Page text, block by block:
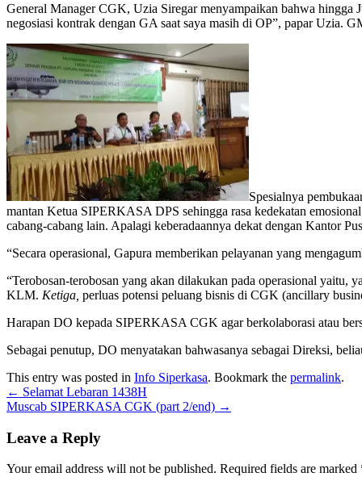
General Manager CGK, Uzia Siregar menyampaikan bahwa
negosiasi kontrak dengan GA saat saya masih di OP”, papar Uzia.
Spesialnya
mantan Ketua SIPERKASA DPS sehingga rasa kedekatan
cabang-cabang lain. Apalagi keberadaannya dekat dengan Kantor
“Secara operasional, Gapura memberikan pelayanan yang
“Terobosan-terobosan yang akan dilakukan pada operasional yaitu,
KLM. Ketiga, perluas potensi peluang bisnis di CGK (ancillary
Harapan DO kepada SIPERKASA CGK agar berkolaborasi atau
Sebagai penutup, DO menyatakan bahwasanya sebagai Direksi,
This entry was posted in Info Siperkasa. Bookmark the permalink.
← Selamat Lebaran 1438H
Muscab SIPERKASA CGK (part 2/end) →
Leave a Reply
Your email address will not be published. Required fields are marked